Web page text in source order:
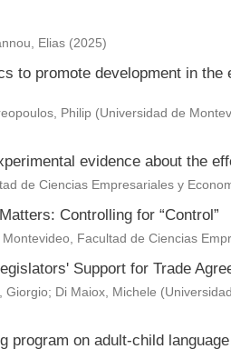
Elias (2025)
to promote development in
Philip (Universidad de
evidence about the
de Ciencias Empresariales y
Controlling for “Control”
Facultad de Ciencias
Support for Trade
Giorgio; Di Maiox, Michele (
program on adult-child